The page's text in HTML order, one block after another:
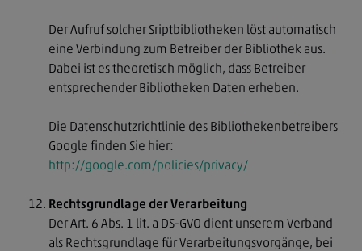
Der Aufruf solcher Sriptbibliotheken löst automatisch
eine Verbindung zum Betreiber der Bibliothek aus.
Dabei ist es theoretisch möglich, dass Betreiber
entsprechender Bibliotheken Daten erheben.
Die Datenschutzrichtlinie des Bibliothekenbetreibers
Google finden Sie hier:
http://google.com/policies/privacy/
Rechtsgrundlage der Verarbeitung
Der Art. 6 Abs. 1 lit. a DS-GVO dient unserem Verband
als Rechtsgrundlage für Verarbeitungsvorgänge, bei